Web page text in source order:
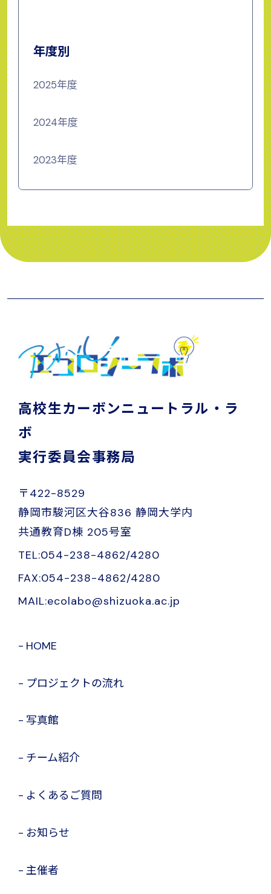
年度別
2025年度
2024年度
2023年度
高校生カーボンニュートラル・ラ
ボ
実行委員会事務局
〒422-8529
静岡市駿河区大谷836 静岡大学内
共通教育D棟 205号室
TEL:054-238-4862/4280
FAX:054-238-4862/4280
MAIL:ecolabo@shizuoka.ac.jp
HOME
プロジェクトの流れ
写真館
チーム紹介
よくあるご質問
お知らせ
主催者